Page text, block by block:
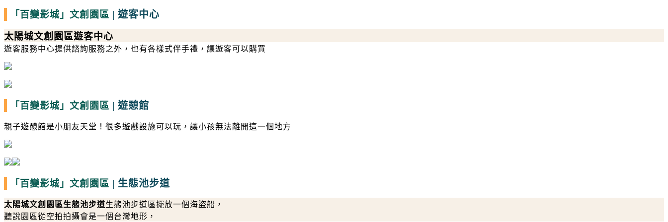
「百變影城」 文創園區 | 遊客中心
太陽城文創園區遊客中心
遊客服務中心提供諮詢服務之外，也有各樣式伴手禮，讓遊客可以購買
「百變影城」 文創園區 | 遊憩館
親子遊憩館是小朋友天堂！很多遊戲設施可以玩，讓小孩無法離開這一個地方
「百變影城」 文創園區 | 生態池步道
太陽城文創園區生態池步道生態池步道區擺放一個海盜船，
聽說園區從空拍拍攝會是一個台灣地形，